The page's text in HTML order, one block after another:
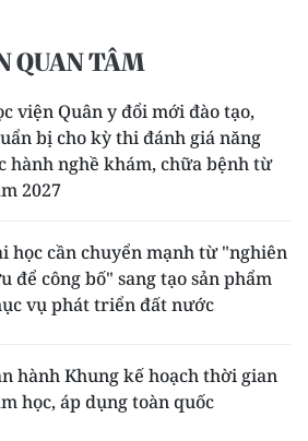
QUAN TÂM
viện Quân y đổi mới đào tạo,
bị cho kỳ thi đánh giá năng
hành nghề khám, chữa bệnh từ
2027
học cần chuyển mạnh từ "nghiên
để công bố" sang tạo sản phẩm
vụ phát triển đất nước
hành Khung kế hoạch thời gian
học, áp dụng toàn quốc